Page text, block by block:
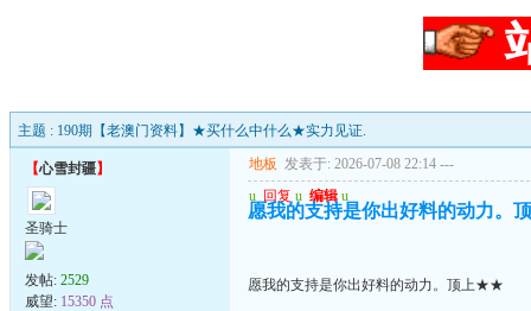
主题 : 190期【老澳门资料】★买什么中什么★实力见证.
【心雪封疆】
圣骑士
发帖: 2529
威望: 15350 点
地板 发表于: 2026-07-08 22:14 ---
u 回复 u 编辑 u
愿我的支持是你出好料的动力
愿我的支持是你出好料的动力。顶上★★